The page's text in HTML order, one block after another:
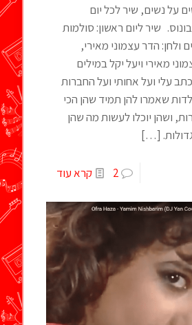
על נשים, שיר לכל יום
שיר ליום ראשון: סולמות
ולחן: הדר עצמוני מאירי,
מאירי ויעל יקל במילים
עלי ועל אחותי ועל החברות
שאמרו להן תמיד שהן הכי
ושהן יוכלו לעשות מה שהן
[…]
2 קרא עוד